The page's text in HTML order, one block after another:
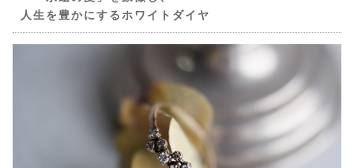
人生を豊かにするホワイトダイヤ